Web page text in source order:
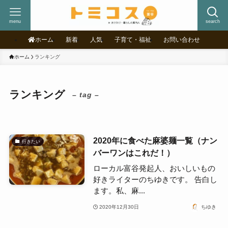
search
menu
ホーム 新着 人気 子育て・福祉 お問い合わせ
ホーム ランキング
ランキング – tag –
行きたい
2020年に食べた麻婆麺一覧（ナン
バーワンはこれだ！）
ローカル富谷発起人、おいしいもの
好きライターのちゆきです。 告白し
ます。私、麻...
2020年12月30日 ちゆき